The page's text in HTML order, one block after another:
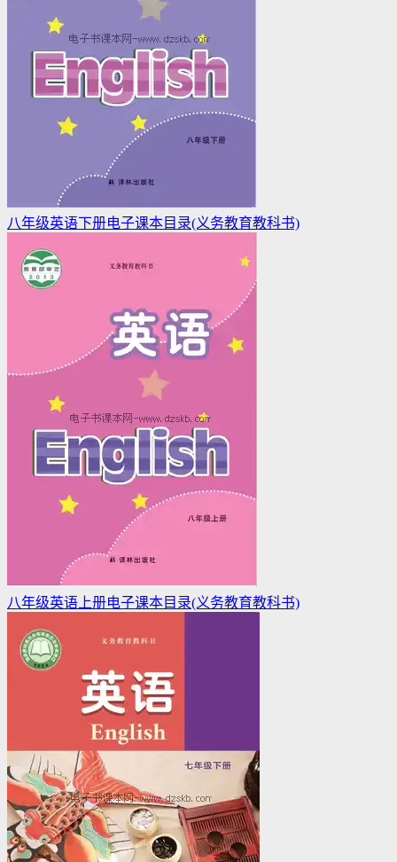
八年级英语下册电子课本目录(义务教育教科书)
八年级英语上册电子课本目录(义务教育教科书)